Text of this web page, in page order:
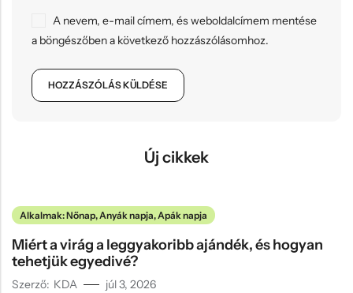
A nevem, e-mail címem, és weboldalcímem mentése
a böngészőben a következő hozzászólásomhoz.
Új cikkek
Alkalmak: Nőnap, Anyák napja, Apák napja
Miért a virág a leggyakoribb ajándék, és hogyan
tehetjük egyedivé?
Szerző: KDA júl 3, 2026